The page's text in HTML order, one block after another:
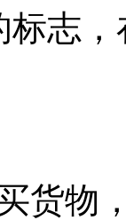
志
货物